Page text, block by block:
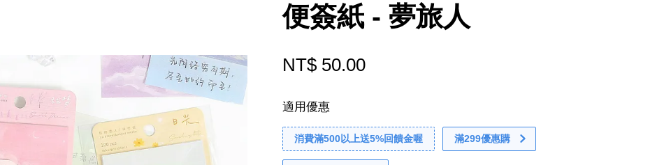
便簽紙 - 夢旅人
NT$ 50.00
適用優惠
消費滿500以上送5%回饋金喔 滿299優惠購